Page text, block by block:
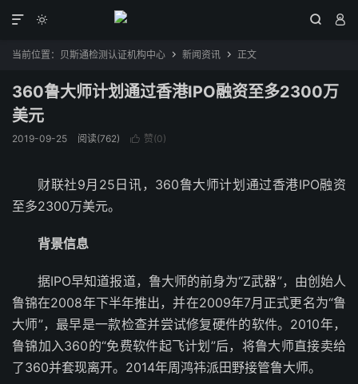
  

当前位置： 贝斯通检测认证机构中心  新闻资讯  正文
360鲁大师计划通过香港IPO融资至多2300万
美元
2019-09-25 阅读(762)  赞(0)
财联社9月25日讯，360鲁大师计划通过香港IPO融资
至多2300万美元。
背景信息
据IPO早知道报道，鲁大师的前身为“Z武器”，由创始人
鲁锦在2008年下半年推出，并在2009年7月正式更名为“鲁
大师”，最早是一款检查并尝试修复硬件的软件。2010年，
鲁锦加入360的“免费软件起飞计划”后，将鲁大师直接卖给
了360并套现离开。2014年周鸿祎派田野接管鲁大师。